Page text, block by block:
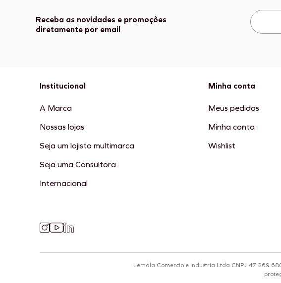
Receba as novidades e promoções
diretamente por email
Institucional
A Marca
Nossas lojas
Seja um lojista multimarca
Seja uma Consultora
Internacional
Minha conta
Meus pedidos
Minha conta
Wishlist
Lemala Comercio e Industria Ltda CNPJ